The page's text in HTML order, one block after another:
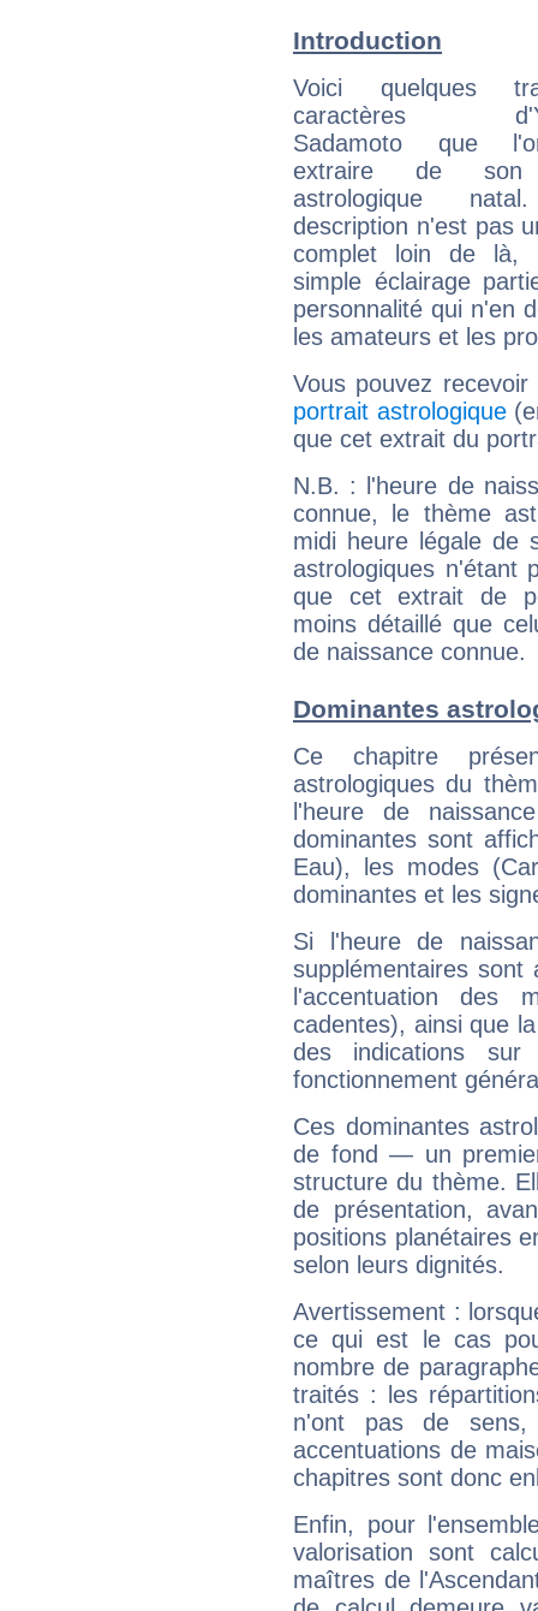
Introduction
Voici quelques
caractères
Sadamoto que
extraire de son
astrologique
description n'est pas
complet loin de là,
simple éclairage
personnalité qui n'en
les amateurs et les
Vous pouvez
portrait astrologique
que cet extrait du
N.B. : l'heure de
connue, le thème
midi heure légale de
astrologiques n'étant
que cet extrait de
moins détaillé que
de naissance connue.
Dominantes
Ce chapitre
astrologiques du
l'heure de
dominantes sont
Eau), les modes
dominantes et les
Si l'heure de
supplémentaires sont
l'accentuation des
cadentes), ainsi que
des indications sur
fonctionnement
Ces dominantes
de fond — un
structure du thème.
de présentation,
positions planétaires
selon leurs dignités.
Avertissement :
ce qui est le cas
nombre de
traités : les
n'ont pas de sens,
accentuations de
chapitres sont donc
Enfin, pour
valorisation sont
maîtres de